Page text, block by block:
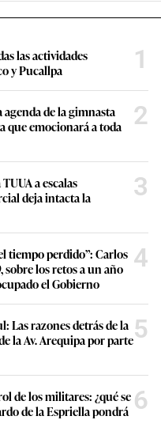
las actividades
y Pucallpa
1
agenda de la gimnasta
que emocionará a toda
2
a escalas
deja intacta la
3
tiempo perdido”: Carlos
sobre los retos a un año
el Gobierno
4
Las razones detrás de la
la Av. Arequipa por parte5
de los militares: ¿qué se
de la Espriella pondrá 6